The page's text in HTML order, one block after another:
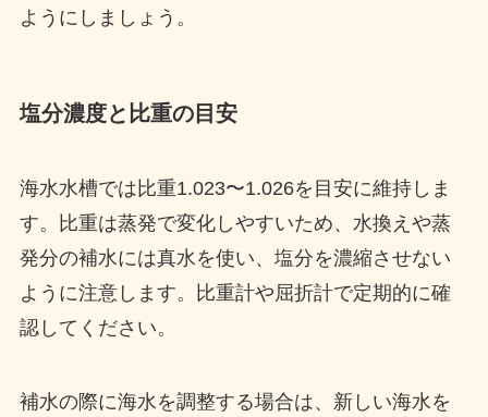
ようにしましょう。
塩分濃度と比重の目安
海水水槽では比重1.023〜1.026を目安に維持しま
す。比重は蒸発で変化しやすいため、水換えや蒸
発分の補水には真水を使い、塩分を濃縮させない
ように注意します。比重計や屈折計で定期的に確
認してください。
補水の際に海水を調整する場合は、新しい海水を